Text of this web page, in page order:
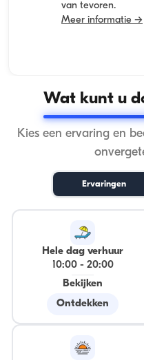
van tevoren.
Meer informatie →
Wat kunt u
Kies een ervaring en
Ervaringen
Hele dag verhuur
10:00- 20:00
Bekijken
Ontdekken